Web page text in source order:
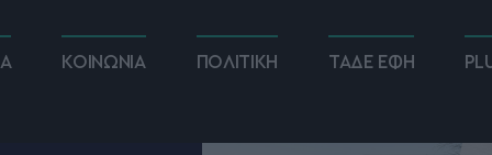
ΚΟΙΝΩΝΙΑ ΠΟΛΙΤΙΚΗ ΤΑΔΕ ΕΦΗ